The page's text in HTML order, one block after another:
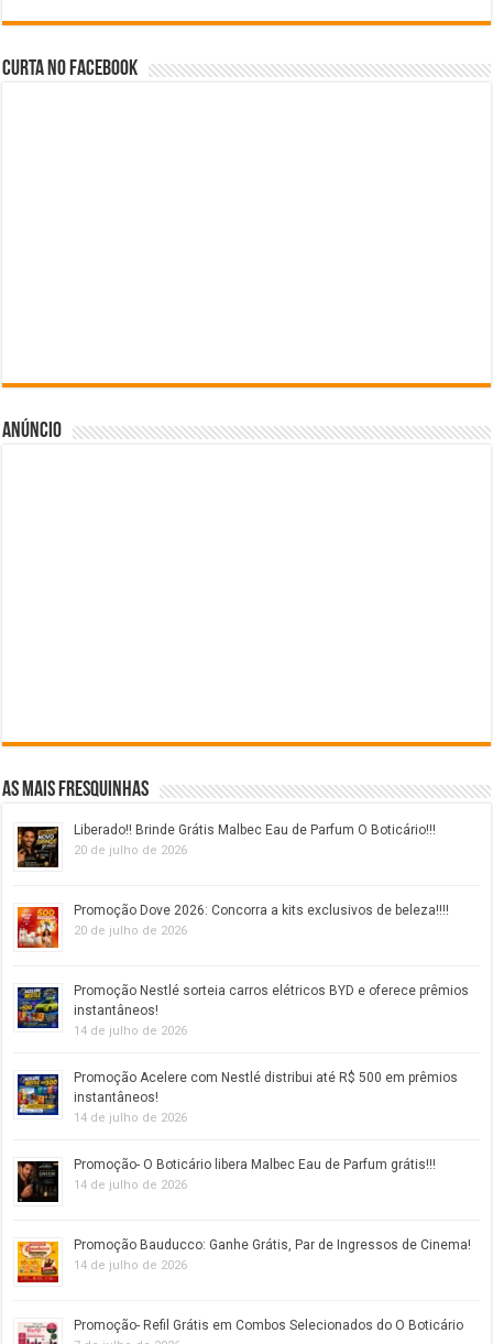
Curta no facebook
Anúncio
As mais fresquinhas
Liberado!! Brinde Grátis Malbec Eau de Parfum O Boticário!!!
20 de julho de 2026
Promoção Dove 2026: Concorra a kits exclusivos de beleza!!!!
20 de julho de 2026
Promoção Nestlé sorteia carros elétricos BYD e oferece prêmios
instantâneos!
14 de julho de 2026
Promoção Acelere com Nestlé distribui até R$ 500 em prêmios
instantâneos!
14 de julho de 2026
Promoção- O Boticário libera Malbec Eau de Parfum grátis!!!
14 de julho de 2026
Promoção Bauducco: Ganhe Grátis, Par de Ingressos de Cinema!
14 de julho de 2026
Promoção- Refil Grátis em Combos Selecionados do O Boticário